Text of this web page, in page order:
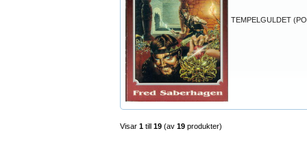
TEMPELGULDET
Visar 1 till 19 (av 19 produkter)